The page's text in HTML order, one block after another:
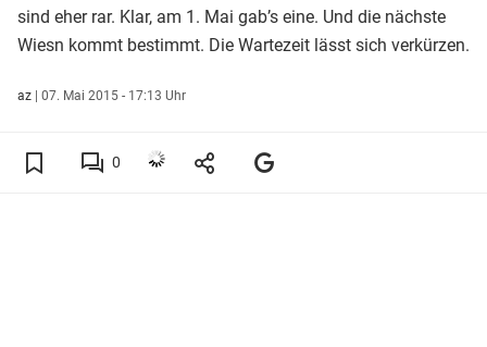
sind eher rar. Klar, am 1. Mai gab’s eine. Und die nächste
Wiesn kommt bestimmt. Die Wartezeit lässt sich verkürzen.
az | 07. Mai 2015 - 17:13 Uhr
0